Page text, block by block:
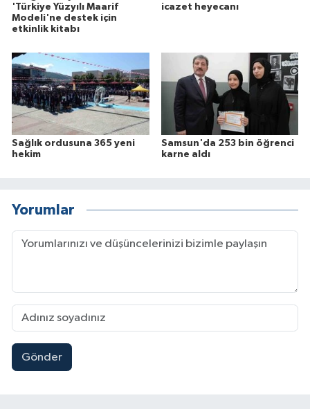
'Türkiye Yüzyılı Maarif
Modeli'ne destek için
etkinlik kitabı
icazet heyecanı
Sağlık ordusuna 365 yeni
hekim
Samsun'da 253 bin öğrenci
karne aldı
Yorumlar
Gönder